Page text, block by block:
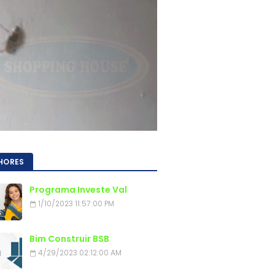
Programa Investe Val
1/10/2023 11:57:00 PM
Bim Construir BSB
4/29/2023 02:12:00 AM